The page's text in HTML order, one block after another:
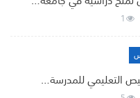
1
التعليمي للمدرسة…